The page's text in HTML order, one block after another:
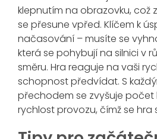
klepnutím na obrazovku, což
se přesune vpřed. Klíčem k
načasování – musíte se
která se pohybují na silnici v
směru. Hra reaguje na vaši
schopnost předvídat. S
přechodem se zvyšuje
rychlost provozu, čímž se hra